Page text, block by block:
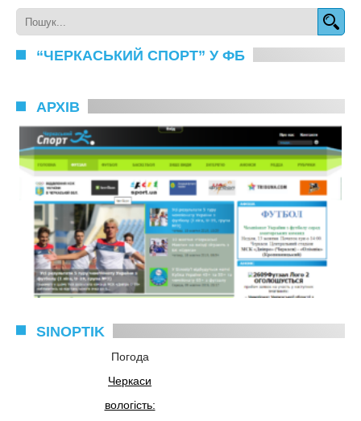
“ЧЕРКАСЬКИЙ СПОРТ” У ФБ
АРХІВ
SINOPTIK
Погода
Черкаси
вологість: